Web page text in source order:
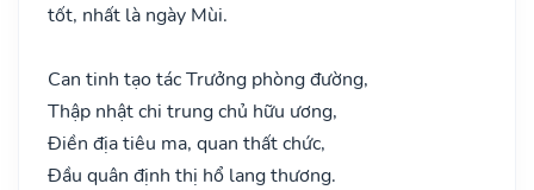
tốt, nhất là ngày Mùi.
Can tinh tạo tác Trưởng phòng đường,
Thập nhật chi trung chủ hữu ương,
Điền địa tiêu ma, quan thất chức,
Đầu quân định thị hổ lang thương.